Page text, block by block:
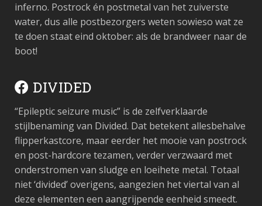
inferno. Postrock én postmetal van het zuiverste
water, dus alle postbezorgers weten sowieso wat ze
te doen staat eind oktober: als de brandweer naar de
boot!
DIVIDED
“Epileptic seizure music” is de zelfverklaarde
stijlbenaming van Divided. Dat betekent allesbehalve
flipperkastcore, maar eerder het mooie van postrock
en post-hardcore tezamen, verder verzwaard met
onderstromen van sludge en loeihete metal. Totaal
niet ‘divided’ overigens, aangezien het viertal van al
deze elementen een aangrijpende eenheid smeedt.